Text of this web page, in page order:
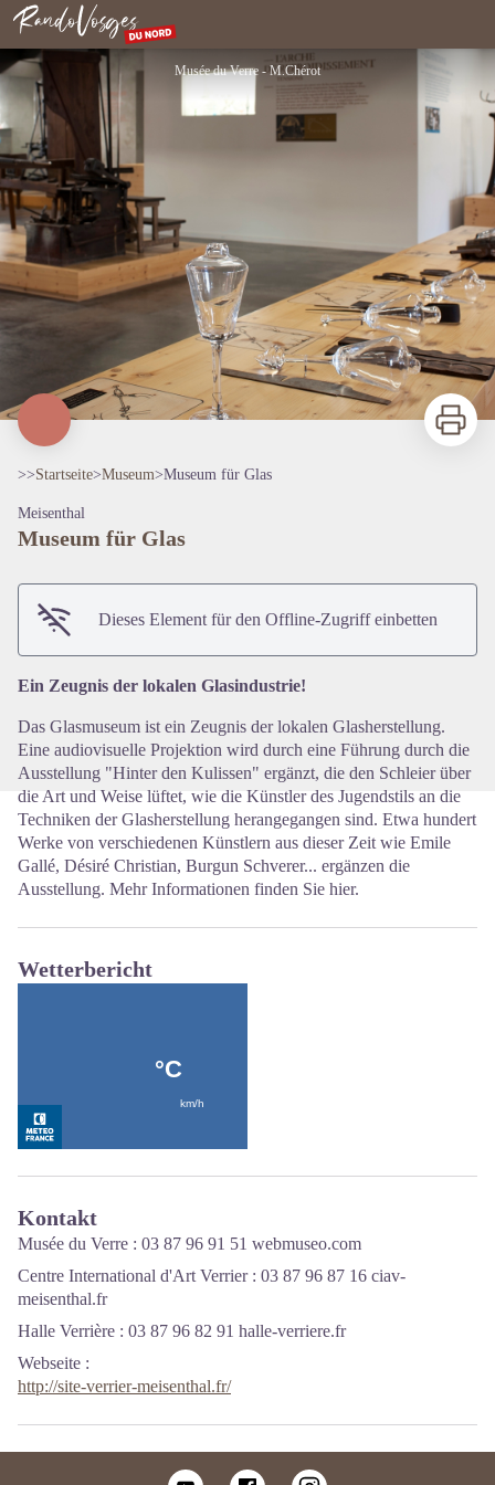
Nordvogesen
Museum für Glas
Musée du Verre - M.Chérot
View picture in full screen
Zu
>>Startseite>Museum>Museum für Glas
Meisenthal
Museum für Glas
Dieses Element für den Offline-Zugriff einbetten
Ein Zeugnis der lokalen Glasindustrie!
Das Glasmuseum ist ein Zeugnis der lokalen Glasherstellung.
Eine audiovisuelle Projektion wird durch eine Führung durch die
Ausstellung "Hinter den Kulissen" ergänzt, die den Schleier über
die Art und Weise lüftet, wie die Künstler des Jugendstils an die
Techniken der Glasherstellung herangegangen sind. Etwa hundert
Werke von verschiedenen Künstlern aus dieser Zeit wie Emile
Gallé, Désiré Christian, Burgun Schverer... ergänzen die
Ausstellung. Mehr Informationen finden Sie hier.
Wetterbericht
Kontakt
Musée du Verre : 03 87 96 91 51 webmuseo.com
Centre International d'Art Verrier : 03 87 96 87 16 ciav-
meisenthal.fr
Halle Verrière : 03 87 96 82 91 halle-verriere.fr
Webseite :
http://site-verrier-meisenthal.fr/